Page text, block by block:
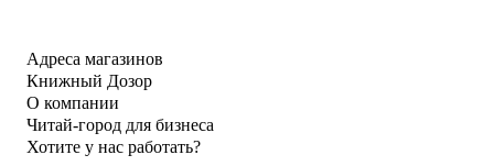
Адреса магазинов
Книжный Дозор
О компании
Читай-город для бизнеса
Хотите у нас работать?